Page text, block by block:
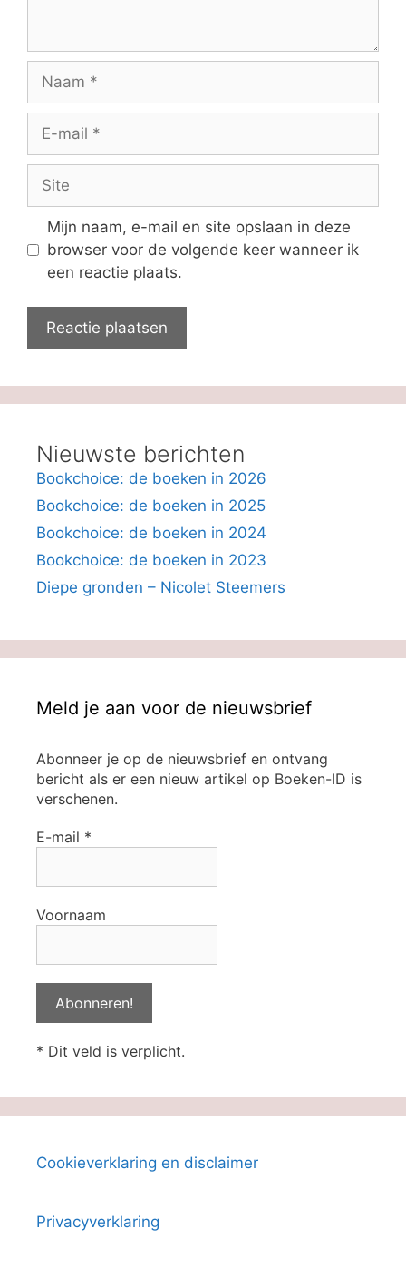
mail
Mijn naam, e-mail en site opslaan in deze
browser voor de volgende keer wanneer ik
een reactie plaats.
Nieuwste berichten
Bookchoice: de boeken in 2026
Bookchoice: de boeken in 2025
Bookchoice: de boeken in 2024
Bookchoice: de boeken in 2023
Diepe gronden – Nicolet Steemers
Meld je aan voor de nieuwsbrief
Abonneer je op de nieuwsbrief en ontvang
bericht als er een nieuw artikel op Boeken-ID is
verschenen.
E-mail *
Voornaam
* Dit veld is verplicht.
Cookieverklaring en disclaimer
Privacyverklaring